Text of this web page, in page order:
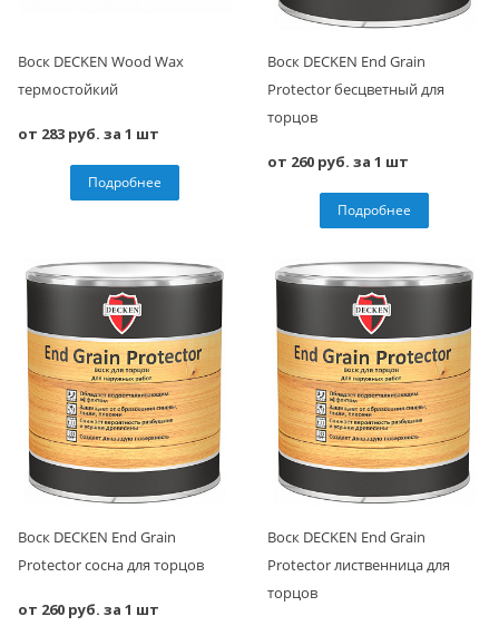
Воск DECKEN Wood Wax
термостойкий
от 283 руб. за 1 шт
Подробнее
Воск DECKEN End Grain
Protector бесцветный для
торцов
от 260 руб. за 1 шт
Подробнее
Воск DECKEN End Grain
Protector сосна для торцов
от 260 руб. за 1 шт
Воск DECKEN End Grain
Protector лиственница для
торцов